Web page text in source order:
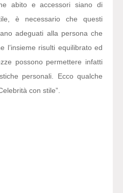
abito e accessori siano di
è necessario che questi
adeguati alla persona che
l’insieme risulti equilibrato ed
possono permettere infatti
personali. Ecco qualche
con stile”.